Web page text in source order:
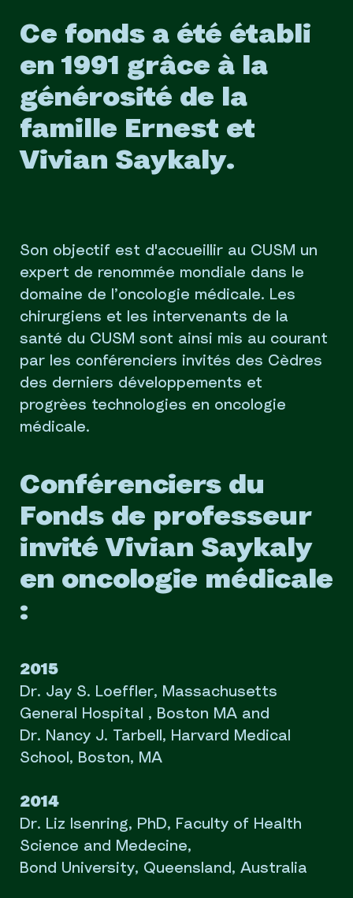
Ce fonds a été établi
en 1991 grâce à la
générosité de la
famille Ernest et
Vivian Saykaly.
Son objectif est d'accueillir au CUSM un
expert de renommée mondiale dans le
domaine de l’oncologie médicale. Les
chirurgiens et les intervenants de la
santé du CUSM sont ainsi mis au courant
par les conférenciers invités des Cèdres
des derniers développements et
progrèes technologies en oncologie
médicale.
Conférenciers du
Fonds de professeur
invité Vivian Saykaly
en oncologie médicale
:
2015
Dr. Jay S. Loeffler, Massachusetts
General Hospital , Boston MA and
Dr. Nancy J. Tarbell, Harvard Medical
School, Boston, MA
2014
Dr. Liz Isenring, PhD, Faculty of Health
Science and Medecine,
Bond University, Queensland, Australia